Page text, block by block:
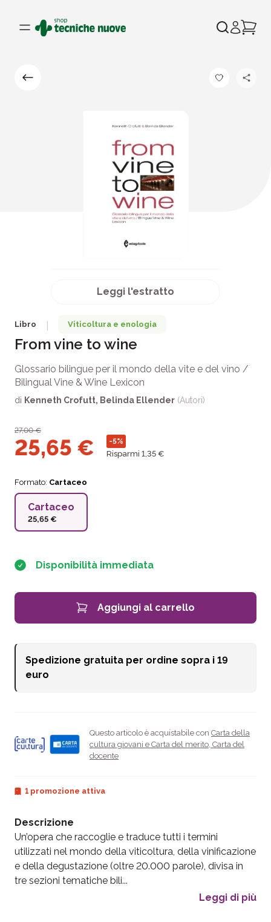
Leggi l'estratto
Libro Viticoltura e enologia
From vine to wine
Glossario bilingue per il mondo della vite e del vino /
Bilingual Vine & Wine Lexicon
di Kenneth Crofutt, Belinda Ellender (Autori)
27,00€
25,65 € -5%
Risparmi 1,35 €
Formato: Cartaceo
Cartaceo
25,65 €
Disponibilità immediata
Aggiungi al carrello
Spedizione gratuita per ordine sopra i 19
euro
Questo articolo è acquistabile con Carta della
cultura giovani e Carta del merito Carta del
docente
1 promozione attiva
Descrizione
Un’opera che raccoglie e traduce tutti i termini
utilizzati nel mondo della viticoltura, della vinificazione
e della degustazione (oltre 20.000 parole), divisa in
tre sezioni tematiche bili...
Leggi di più